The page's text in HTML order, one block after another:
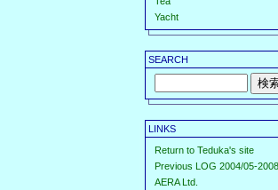
Yacht
SEARCH
LINKS
Return to Teduka's site
Previous LOG 2004/05-
AERA Ltd.